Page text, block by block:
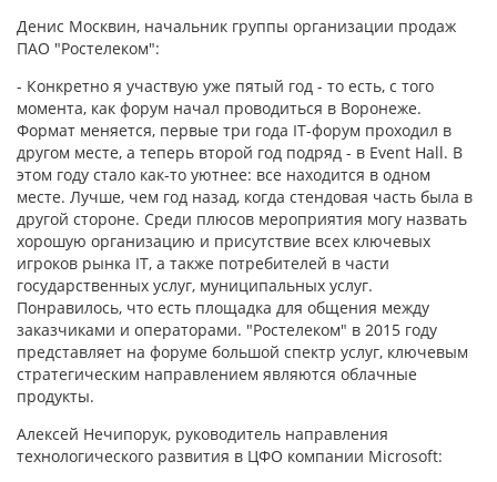
Денис Москвин, начальник группы организации продаж
ПАО "Ростелеком":
- Конкретно я участвую уже пятый год - то есть, с того
момента, как форум начал проводиться в Воронеже.
Формат меняется, первые три года IT-форум проходил в
другом месте, а теперь второй год подряд - в Event Hall. В
этом году стало как-то уютнее: все находится в одном
месте. Лучше, чем год назад, когда стендовая часть была в
другой стороне. Среди плюсов мероприятия могу назвать
хорошую организацию и присутствие всех ключевых
игроков рынка IT, а также потребителей в части
государственных услуг, муниципальных услуг.
Понравилось, что есть площадка для общения между
заказчиками и операторами. "Ростелеком" в 2015 году
представляет на форуме большой спектр услуг, ключевым
стратегическим направлением являются облачные
продукты.
Алексей Нечипорук, руководитель направления
технологического развития в ЦФО компании Microsoft: